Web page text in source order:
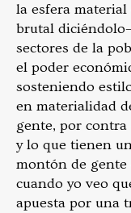
la esfera material
brutal
sectores de la
el poder
sosteniendo
en materialidad
gente, por contra
y lo que tienen
montón de gente
cuando yo veo
apuesta por una